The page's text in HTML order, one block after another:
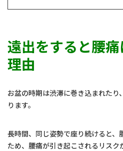
遠出をすると腰
理由
お盆の時期は渋滞に巻き込まれた
ります。
長時間、同じ姿勢で座り続けると、
ため、腰痛が引き起こされるリスク